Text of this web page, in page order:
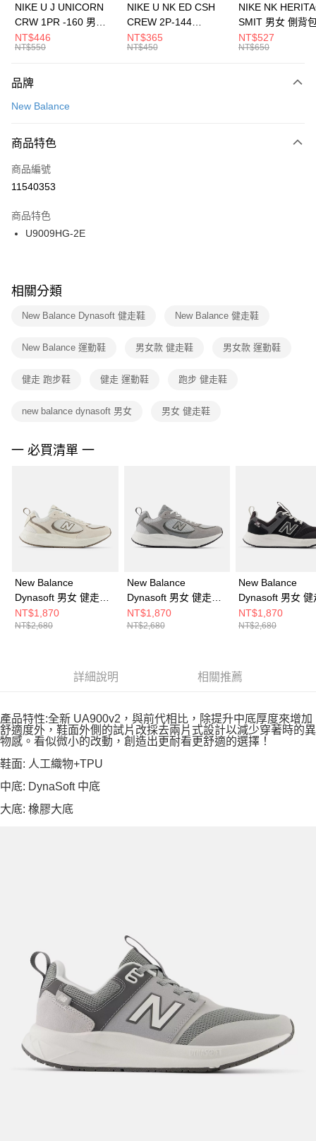
元大商業銀行
台灣樂天信用卡公司
全盈+PAY
AFTEE先享後付
【關於「AFTEE先享後付」】
便利好安心！
３．安心：先確認商品／服務後，再付款。
【「AFTEE先享後付」結帳流程】
１．於結帳方式選擇「AFTEE先享後付」後，將跳轉至「AFTEE先享後付」
２．訂單成立數日內，您將收到繳費通知簡訊。
３．收到繳費通知簡訊後14天內，點擊此簡訊中的連結，可透過四大超商／
ATM／網路銀行／等多元方式進行付款，方視為交易完成。
※ 交易是否成功請以「AFTEE先享後付 」之結帳頁面顯示為準，若有關於
是否繳費成功／繳費後需取消欲退款等相關疑問，請聯繫「AFTEE先享後付
客戶支援中心」 https://netprotections.freshdesk.com/support/home
１．透過由恩沛科技股份有限公司提供之「AFTEE先享後付」服務完成之交
權轉讓予恩沛科技股份有限公司。
３．未成年的使用者請事先徵得法定代理人或監護人之同意方可使用
４．使用「AFTEE先享後付」時，將依據個別帳號之用戶狀況，依本公司即
恩沛科技股份有限公司將有權停止該用戶之使用額度並採取法律行動。
運送方式
每筆NT$100，滿NT$1,500(含以上)免運費
宅配
每筆NT$100，滿NT$1,500(含以上)免運費
付款後門市自取
每筆NT$100，滿NT$1,500(含以上)免運費
NIKE U J UNICORN
CRW 1PR -160 男女
中統襪 FZ3393100
NT$446
NT$550
NIKE U NK ED CSH
CREW 2P-144
EMBRDY 男女 短統襪
FZ3073133
NT$365
NT$450
NIKE NK
SMIT 男女 側背
BA5871010
NT$527
NT$650
品牌
New Balance
商品特色
商品編號
11540353
商品特色
U9009HG-2E
相關分類
New Balance Dynasoft 健走鞋 New Balance 健走鞋
New Balance 運動鞋 男女款 健走鞋 男女款 運動鞋
健走 跑步鞋 健走 運動鞋 跑步 健走鞋
new balance dynasoft 男女 男女 健走鞋
一 必買清單 一
New Balance
Dynasoft 男女 健走鞋
U9503B2-2E
NT$1,870
NT$2,680
New Balance
Dynasoft 男女 健走鞋
U950576-2E
NT$1,870
NT$2,680
New Balance
Dynasoft 男女 健
U9005G9-2E
NT$1,870
NT$2,680
詳細說明 相關推薦
產品特性:全新 UA900v2，與前代相比，除提升中底厚度來增加
舒適度外，鞋面外側的試片改採去兩片式設計以減少穿著時的異
物感。看似微小的改動，創造出更耐看更舒適的選擇！
鞋面: 人工織物+TPU
中底: DynaSoft 中底
大底: 橡膠大底